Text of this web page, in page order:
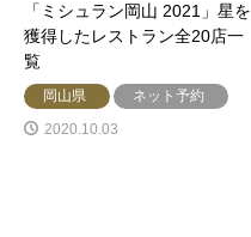
「ミシュラン岡山 2021」星を
獲得したレストラン全20店一
覧
岡山県
ネット予約
2020.10.03